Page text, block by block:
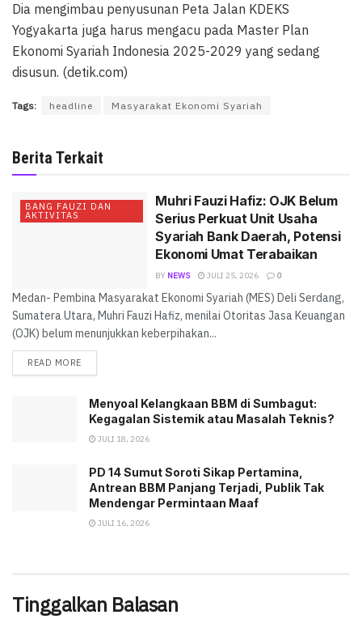
Dia mengimbau penyusunan Peta Jalan KDEKS
Yogyakarta juga harus mengacu pada Master Plan
Ekonomi Syariah Indonesia 2025-2029 yang sedang
disusun. (detik.com)
Tags: headline Masyarakat Ekonomi Syariah
Berita Terkait
BANG FAUZI DAN
AKTIVITAS
Muhri Fauzi Hafiz: OJK Belum
Serius Perkuat Unit Usaha
Syariah Bank Daerah, Potensi
Ekonomi Umat Terabaikan
BY NEWS JULI 25, 2026 0
Medan- Pembina Masyarakat Ekonomi Syariah (MES) Deli Serdang,
Sumatera Utara, Muhri Fauzi Hafiz, menilai Otoritas Jasa Keuangan
(OJK) belum menunjukkan keberpihakan...
READ MORE
Menyoal Kelangkaan BBM di Sumbagut:
Kegagalan Sistemik atau Masalah Teknis?
JULI 18, 2026
PD 14 Sumut Soroti Sikap Pertamina,
Antrean BBM Panjang Terjadi, Publik Tak
Mendengar Permintaan Maaf
JULI 16, 2026
Tinggalkan Balasan